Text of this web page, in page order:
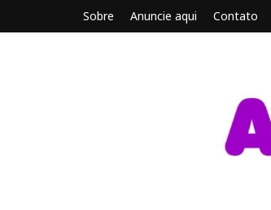
Sobre Anuncie aqui Contato